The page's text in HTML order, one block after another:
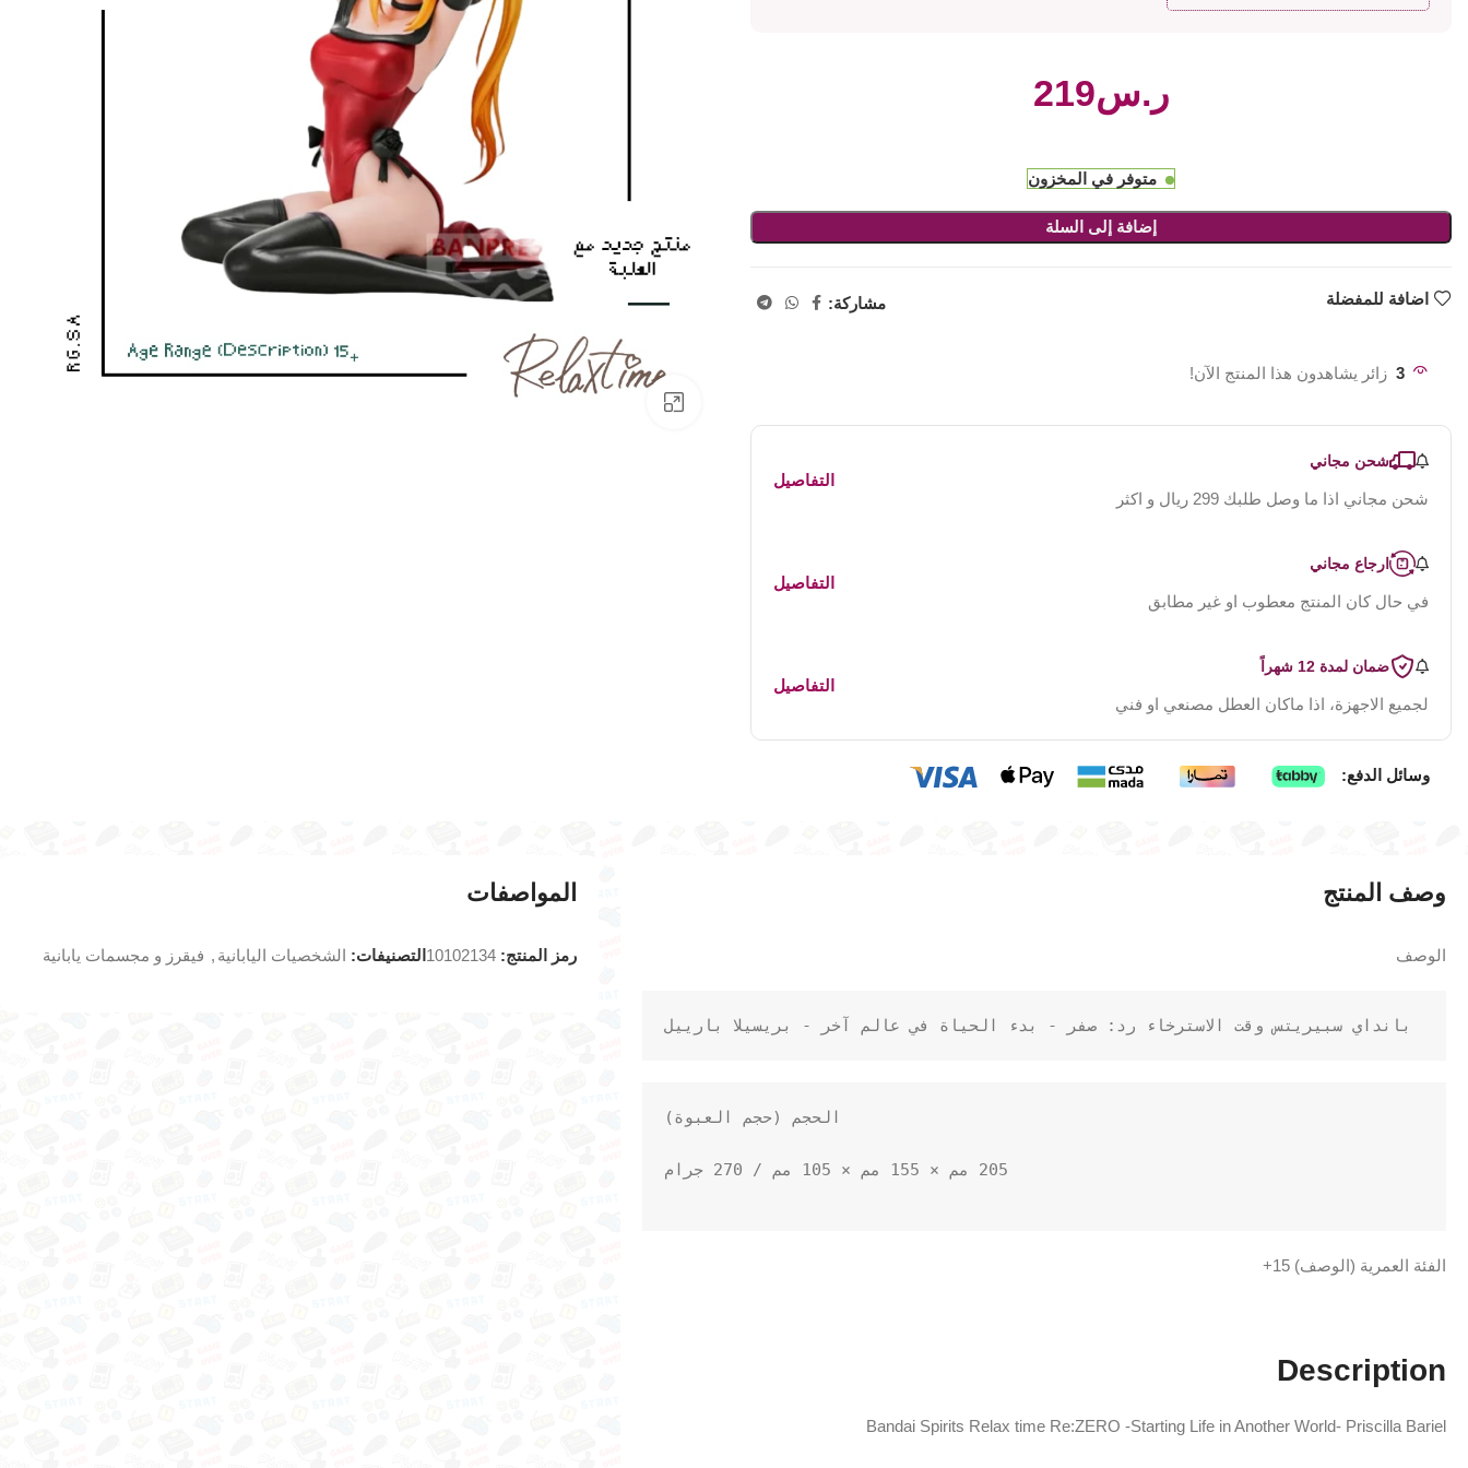
ر.س
متوفر في المخزون
إضافة إلى السلة
مشاركة: اضافة للمفضلة
3 زائر يشاهدون هذا المنتج الآن!
شحن مجاني
شحن مجاني اذا ما وصل طلبك 299 ريال و اكثر
التفاصيل
ارجاع مجاني
في حال كان المنتج معطوب او غير مطابق
التفاصيل
ضمان لمدة 12 شهراً
لجميع الاجهزة، اذا ماكان العطل مصنعي او فني
التفاصيل
وسائل الدفع:
وصف المنتج
الوصف
بانداي سبيريتس وقت الاسترخاء رد: صفر - بدء الحياة في عالم آخر - بريسيلا بارييل
الفئة العمرية (الوصف) ‎15+
Description
Bandai Spirits Relax time Re:ZERO -Starting Life in Another World- Priscilla Bariel
المواصفات
رمز المنتج: 10102134 التصنيفات: الشخصيات اليابانية , فيقرز و مجسمات يابانية